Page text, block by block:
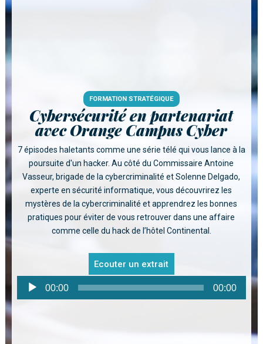
FORMATION STRATÉGIQUE
Cybersécurité en partenariat
avec Orange Campus Cyber
7 épisodes haletants comme une série télé qui vous lance à la
poursuite d'un hacker. Au côté du Commissaire Antoine
Vasseur, brigade de la cybercriminalité et Solenne Delgado,
experte en sécurité informatique, vous découvrirez les
mystères de la cybercriminalité et apprendrez les bonnes
pratiques pour éviter de vous retrouver dans une affaire
comme celle du hack de l’hôtel Continental.
Ecouter un extrait
00:00 00:00